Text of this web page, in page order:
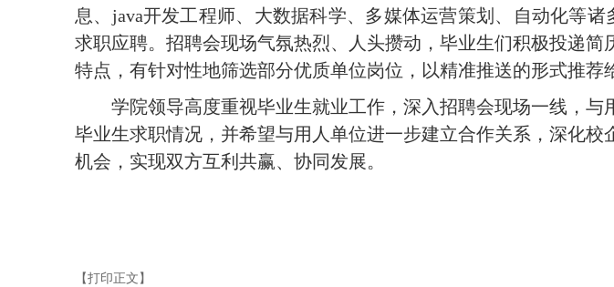
息、java开发工程师、大数据科学、多媒体运营策划、自动化等
求职应聘。招聘会现场气氛热烈、人头攒动，毕业生们积极投递
特点，有针对性地筛选部分优质单位岗位，以精准推送的形式推荐
学院领导高度重视毕业生就业工作，深入招聘会现场一线，
毕业生求职情况，并希望与用人单位进一步建立合作关系，深化
机会，实现双方互利共赢、协同发展。
【打印正文】